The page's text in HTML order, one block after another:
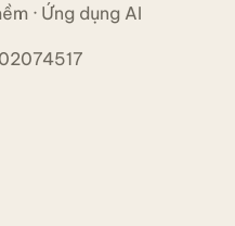
· Ứng dụng AI